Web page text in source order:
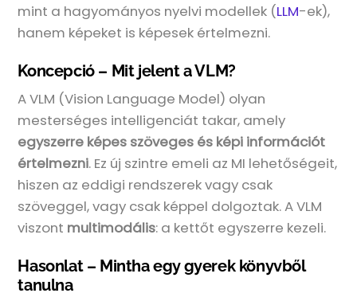
mint a hagyományos nyelvi modellek (LLM-ek),
hanem képeket is képesek értelmezni.
Koncepció – Mit jelent a VLM?
A VLM (Vision Language Model) olyan
mesterséges intelligenciát takar, amely
egyszerre képes szöveges és képi információt
értelmezni. Ez új szintre emeli az MI lehetőségeit,
hiszen az eddigi rendszerek vagy csak
szöveggel, vagy csak képpel dolgoztak. A VLM
viszont multimodális: a kettőt egyszerre kezeli.
Hasonlat – Mintha egy gyerek könyvből
tanulna